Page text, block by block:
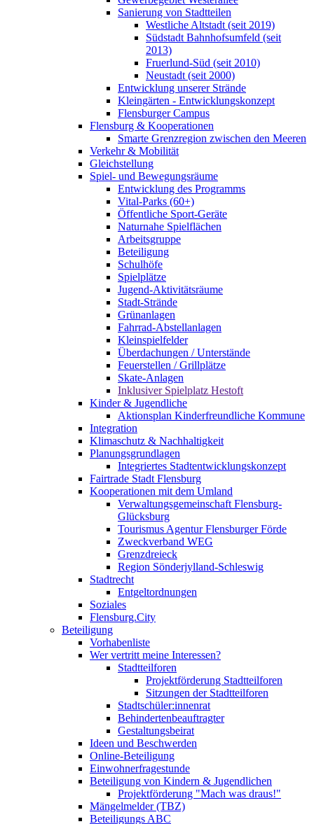
Sanierung von Stadtteilen
Westliche Altstadt (seit 2019)
Südstadt Bahnhofsumfeld (seit
2013)
Fruerlund-Süd (seit 2010)
Neustadt (seit 2000)
Entwicklung unserer Strände
Kleingärten - Entwicklungskonzept
Flensburger Campus
Flensburg & Kooperationen
Smarte Grenzregion zwischen den Meeren
Verkehr & Mobilität
Gleichstellung
Spiel- und Bewegungsräume
Entwicklung des Programms
Vital-Parks (60+)
Öffentliche Sport-Geräte
Naturnahe Spielflächen
Arbeitsgruppe
Beteiligung
Schulhöfe
Spielplätze
Jugend-Aktivitätsräume
Stadt-Strände
Grünanlagen
Fahrrad-Abstellanlagen
Kleinspielfelder
Überdachungen / Unterstände
Feuerstellen / Grillplätze
Skate-Anlagen
Inklusiver Spielplatz Hestoft
Kinder & Jugendliche
Aktionsplan Kinderfreundliche Kommune
Integration
Klimaschutz & Nachhaltigkeit
Planungsgrundlagen
Integriertes Stadtentwicklungskonzept
Fairtrade Stadt Flensburg
Kooperationen mit dem Umland
Verwaltungsgemeinschaft Flensburg-
Glücksburg
Tourismus Agentur Flensburger Förde
Zweckverband WEG
Grenzdreieck
Region Sönderjylland-Schleswig
Stadtrecht
Entgeltordnungen
Soziales
Flensburg.City
Beteiligung
Vorhabenliste
Wer vertritt meine Interessen?
Stadtteilforen
Projektförderung Stadtteilforen
Sitzungen der Stadtteilforen
Stadtschüler:innenrat
Behindertenbeauftragter
Gestaltungsbeirat
Ideen und Beschwerden
Online-Beteiligung
Einwohnerfragestunde
Beteiligung von Kindern & Jugendlichen
Projektförderung "Mach was draus!"
Mängelmelder (TBZ)
Beteiligungs ABC